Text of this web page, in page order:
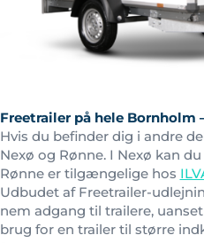
Freetrailer på hele Bornholm
Hvis du befinder dig i andre
Nexø og Rønne. I Nexø kan
Rønne er tilgængelige hos
Udbudet af Freetrailer-
nem adgang til trailere,
brug for en trailer til større